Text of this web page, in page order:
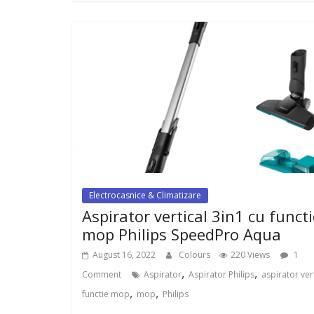
Electrocasnice & Climatizare
Aspirator vertical 3in1 cu
mop Philips SpeedPro Aqua
August 16, 2022 Colours 220 Views
1
Comment
Aspirator, Aspirator Philips, aspirator
functie mop, mop, Philips